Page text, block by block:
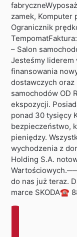
zamek, Komputer
Ogranicznik
– Salon
Jesteśmy liderem
finansowania
dostawczych
samochodów OD
ekspozycji.
ponad 30 tysięcy
bezpieczeństwo,
pieniędzy.
wychodzenia z
Holding S.A.
do nas już teraz.
marce SKODA☎